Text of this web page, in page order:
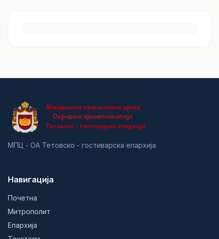
МПЦ - ОА Тетовско - гостиварска епархија
Навигација
Почетна
Митрополит
Епархија